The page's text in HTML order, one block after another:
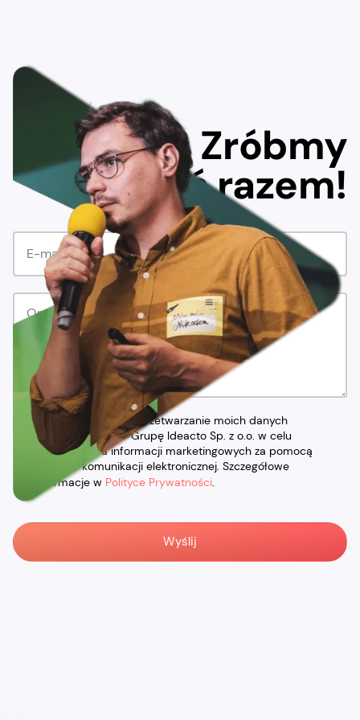
Zróbmy
coś razem!
Wyrażam zgodę na przetwarzanie moich danych
osobowych przez Grupę Ideacto Sp. z o.o. w celu
otrzymywania informacji marketingowych za pomocą
środków komunikacji elektronicznej. Szczegółowe
informacje w Polityce Prywatności.